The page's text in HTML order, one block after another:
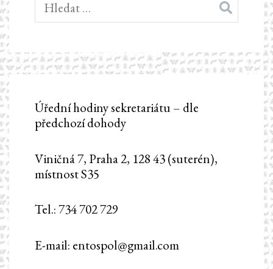
Úřední hodiny sekretariátu – dle
předchozí dohody
Viničná 7, Praha 2, 128 43 (suterén),
místnost S35
Tel.: 734 702 729
E-mail: entospol@gmail.com